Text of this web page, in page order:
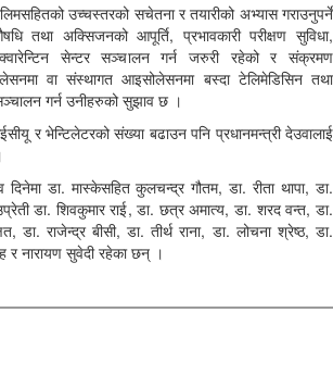
उच्चस्तरको सचेतना र तयारीको अभ्यास गराउनुपर्ने
तथा अक्सिजनको आपूर्ति, प्रभावकारी परीक्षण सुविधा,
सेन्टर सञ्चालन गर्न जरुरी रहेको र संक्रमण
वा संस्थागत आइसोलेसनमा बस्दा टेलिमेडिसिन तथा
गर्न उनीहरुको सुझाव छ ।
र भेन्टिलेटरको संख्या बढाउन पनि प्रधानमन्त्री देउवालाई
दिनेमा डा. मास्केसहित कुलचन्द्र गौतम, डा. रीता थापा, डा.
डा. शिवकुमार राई, डा. छत्र अमात्य, डा. शरद वन्त, डा.
डा. राजेन्द्र बीसी, डा. तीर्थ राना, डा. लोचना श्रेष्ठ, डा.
र नारायण सुवेदी रहेका छन् ।